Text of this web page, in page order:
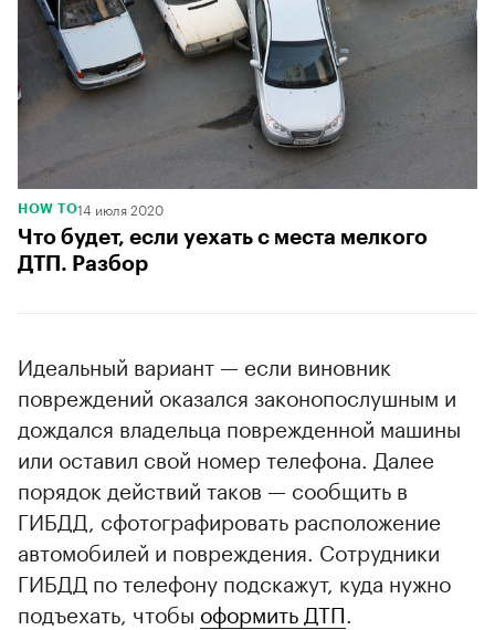
HOW TO14 июля 2020
Что будет, если уехать с места мелкого
ДТП. Разбор
Идеальный вариант — если виновник
повреждений оказался законопослушным и
дождался владельца поврежденной машины
или оставил свой номер телефона. Далее
порядок действий таков — сообщить в
ГИБДД, сфотографировать расположение
автомобилей и повреждения. Сотрудники
ГИБДД по телефону подскажут, куда нужно
подъехать, чтобы оформить ДТП